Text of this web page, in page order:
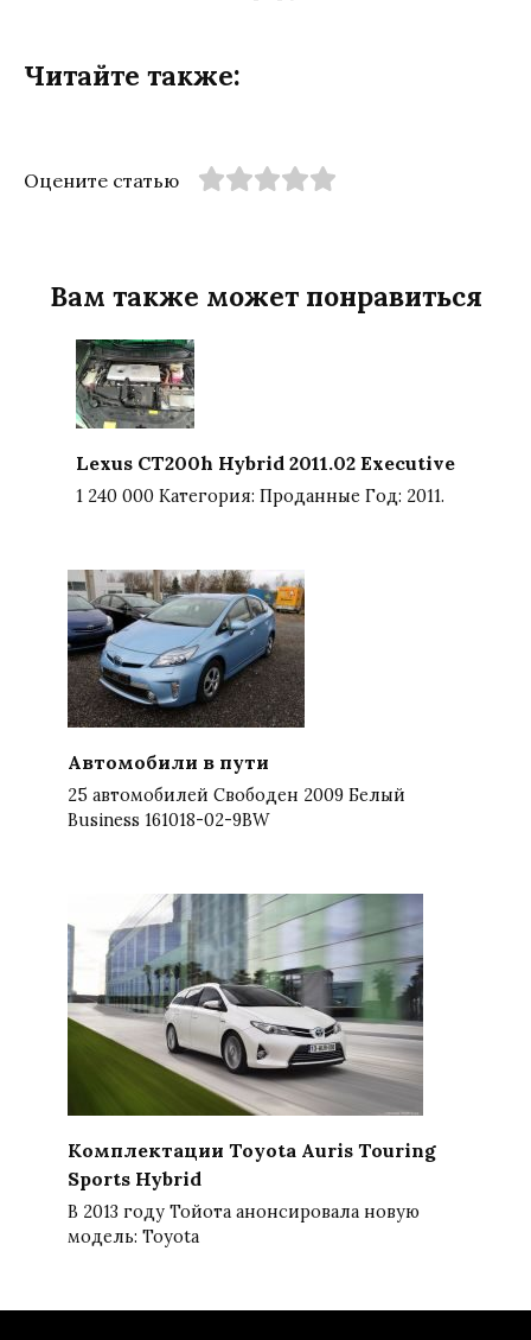
Читайте также:
Оцените статью
Вам также может понравиться
Lexus CT200h Hybrid 2011.02 Executive
1 240 000 Категория: Проданные Год: 2011.
Автомобили в пути
25 автомобилей Свободен 2009 Белый
Business 161018-02-9BW
Комплектации Toyota Auris Touring
Sports Hybrid
В 2013 году Тойота анонсировала новую
модель: Toyota